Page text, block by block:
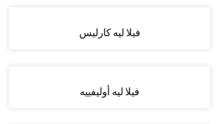
فيلا ليه كارليس
فيلا ليه أوليفييه